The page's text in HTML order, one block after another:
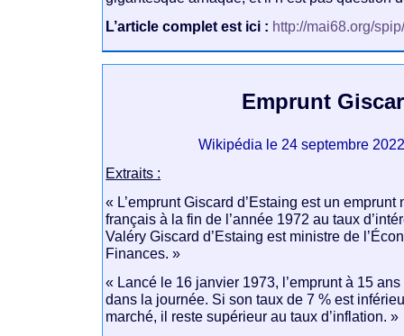
L’article complet est ici : http://mai68.org/
Emprunt
Wikipédia le 24 septembre
Extraits :
« L’emprunt Giscard d’Estaing est un emprunt
français à la fin de l’année 1972 au taux
Valéry Giscard d’Estaing est ministre de
Finances. »
« Lancé le 16 janvier 1973, l’emprunt à 15
dans la journée. Si son taux de 7 % est
marché, il reste supérieur au taux d’inflation. »